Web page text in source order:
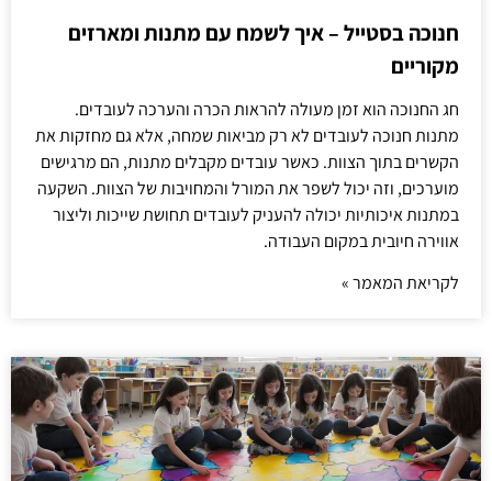
חנוכה בסטייל – איך לשמח עם מתנות ומארזים
מקוריים
חג החנוכה הוא זמן מעולה להראות הכרה והערכה לעובדים.
מתנות חנוכה לעובדים לא רק מביאות שמחה, אלא גם מחזקות את
הקשרים בתוך הצוות. כאשר עובדים מקבלים מתנות, הם מרגישים
מוערכים, וזה יכול לשפר את המורל והמחויבות של הצוות. השקעה
במתנות איכותיות יכולה להעניק לעובדים תחושת שייכות וליצור
אווירה חיובית במקום העבודה.
לקריאת המאמר »